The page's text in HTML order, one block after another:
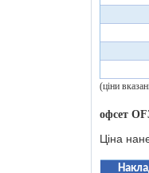
(ціни
офсет
Ціна